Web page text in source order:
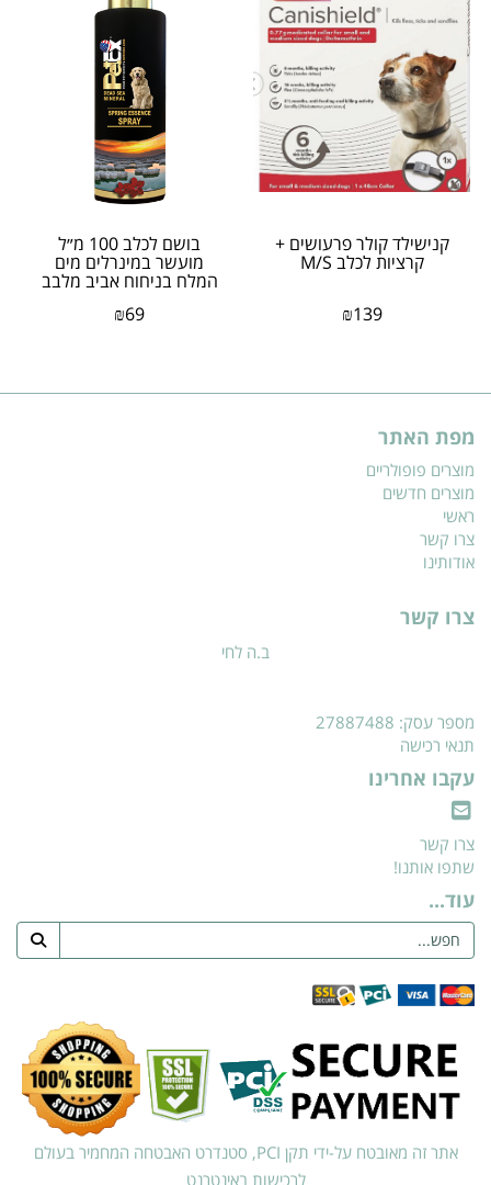
קנישילד קולר פרעושים +
קרציות לכלב M/S
₪139
בושם לכלב 100 מ״ל
מועשר במינרלים מים
המלח בניחוח אביב מלבב
₪69
מפת האתר
מוצרים פופולריים
מוצרים חדשים
ראשי
צרו קשר
אודותינו
צרו קשר
ב.ה לחי
מספר עסק: 27887488
תנאי רכישה
עקבו אחרינו
צרו קשר
שתפו אותנו!
עוד...
אתר זה מאובטח על-ידי תקן PCI, סטנדרט האבטחה המחמיר בעולם
לרכישות באינטרנט